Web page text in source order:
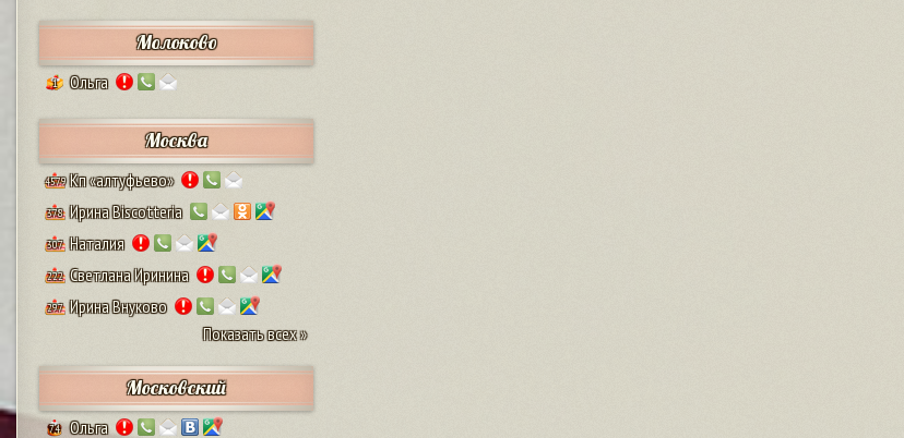
Молоково
1 Ольга
Москва
4579 Кп «алтуфьево»
378 Ирина Biscotteria
307 Наталия
222 Светлана Иринина
297 Ирина Внуково
Показать всех »
Московский
74 Ольга